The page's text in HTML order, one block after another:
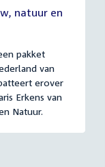
natuur en
pakket
van
erover
Erkens van
Natuur.